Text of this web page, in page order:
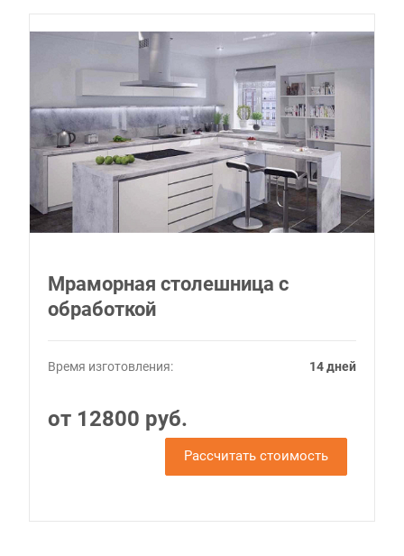
Мраморная столешница с
обработкой
Время изготовления: 14 дней
от 12800 руб.
Рассчитать стоимость